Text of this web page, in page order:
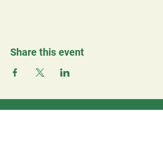
Share this event